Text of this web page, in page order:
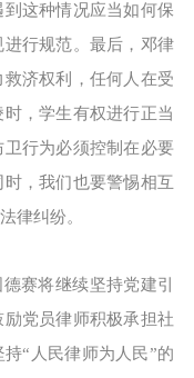
这种情况应当如何保
行规范。最后，邓律
济权利，任何人在受
，学生有权进行正当
行为必须控制在必要
，我们也要警惕相互
律纠纷。
赛将继续坚持党建引
党员律师积极承担社
“人民律师为人民”的